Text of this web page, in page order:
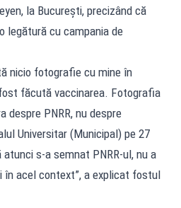
la București, precizând că
legătură cu campania de
nicio fotografie cu mine în
făcută vaccinarea. Fotografia
despre PNRR, nu despre
Universitar (Municipal) pe 27
s-a semnat PNRR-ul, nu a
în acel context”, a explicat fostul